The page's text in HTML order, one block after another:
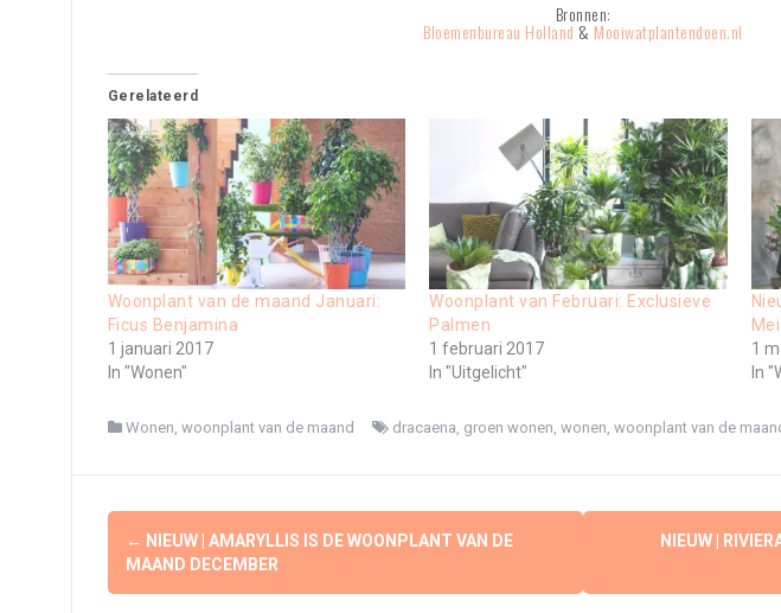
Bronnen:
Bloemenbureau Holland & Mooiwatplantendoen.nl
Gerelateerd
Woonplant van de maand Januari:
Ficus Benjamina
1 januari 2017
In "Wonen"
Woonplant van Februari: Exclusieve
Palmen
1 februari 2017
In "Uitgelicht"
1
In
Wonen, woonplant van de maand dracaena, groen wonen, wonen, woonplant van de
Berichtnavigatie
← NIEUW | AMARYLLIS IS DE WOONPLANT VAN DE
MAAND DECEMBER
NIEUW |